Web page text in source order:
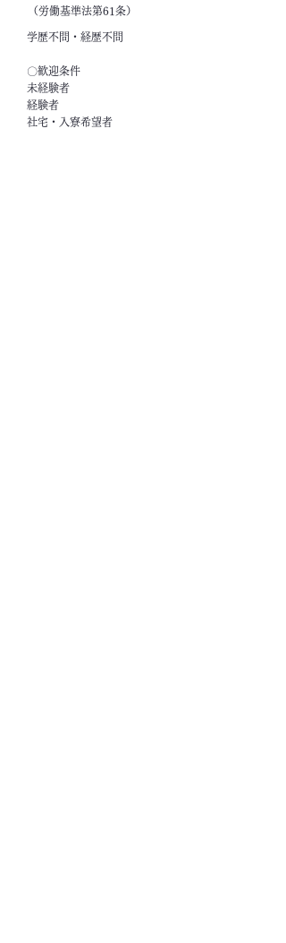
（労働基準法第61条）
学歴不問・経歴不問
〇歓迎条件
未経験者
経験者
社宅・入寮希望者